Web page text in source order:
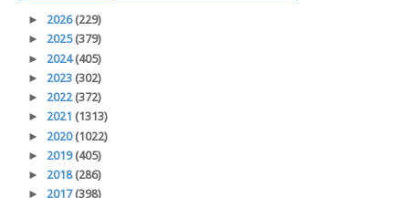
► 2026(229)
► 2025(379)
► 2024(405)
► 2023 (302)
► 2022(372)
► 2021 (1313)
► 2020(1022)
► 2019(405)
► 2018(286)
► 2017(398)